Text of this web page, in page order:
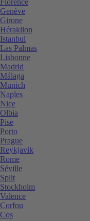
Genève
Girone
Héraklion
Istanbul
Las Palmas
Lisbonne
Madrid
Málaga
Munich
Naples
Nice
Olbia
Pise
Porto
Prague
Reykjavik
Rome
Séville
Split
Stockholm
Valence
Corfou
Cos